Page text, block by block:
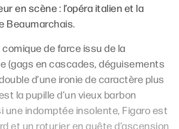
en scène : l’opéra italien et la
Beaumarchais.
comique de farce issu de la
(gags en cascades, déguisements
d’une ironie de caractère plus
la pupille d’un vieux barbon
une indomptée insolente, Figaro est
et un roturier en quête d’ascension